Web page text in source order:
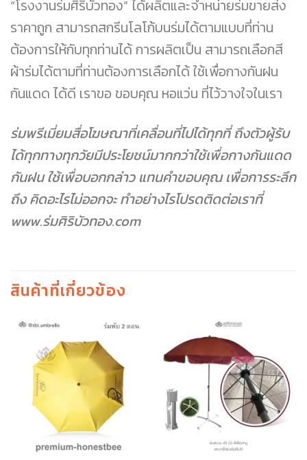
“โรงงานร่มศิริบัวทอง” ได้ผลิตและจำหน่ายร่มขายส่ง
ราคาถูก สามารถสกรีนโลโก้บนร่มได้ตามแบบที่ท่าน
ต้องการให้กับทุกท่านได้ การผลิตเป็น สามารถเลือกสี
ผ้าร่มได้ตามที่ท่านต้องการเลือกได้ ใช้เพื่อกางกันฝน
กันแดด ได้ดี เราขอ ขอบคุณ หอแว่น ที่ไว้วางใจในเรา
ร่มพรีเมี่ยมสื่อโฆษณาที่เคลื่อนที่ไปได้ทุกที่ ถึงตัวผู้รับ
ได้ทุกทางทุกวัยมีประโยชน์มากกว่าใช้เพื่อกางกันแดด
กันฝน ใช้เพื่อบอกกล่าว แทนคำขอบคุณ เพื่อการระลึก
ถึง คิดอะไรไม่ออกจะ ทำอย่างไรโปรดติดต่อเราที่
www.ร่มศิริบัวทอง.com
สินค้าที่เกี่ยวข้อง